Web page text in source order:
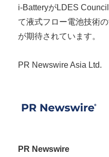
i-BatteryがLDES
て液式フロー電池技術
が期待されています。
PR Newswire Asia Ltd.
PR Newswire